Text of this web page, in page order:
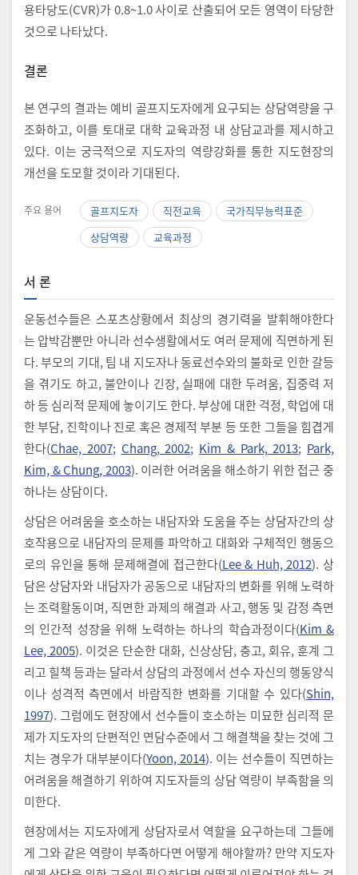
용타당도(CVR)가 0.8~1.0 사이로 산출되어 모든 영역이 타당한
것으로 나타났다.
결론
본 연구의 결과는 예비 골프지도자에게 요구되는 상담역량을 구
조화하고, 이를 토대로 대학 교육과정 내 상담교과를 제시하고
있다. 이는 궁극적으로 지도자의 역량강화를 통한 지도현장의
개선을 도모할 것이라 기대된다.
주요 용어 골프지도자 직전교육
국가직무능력표준
상담역량
교육과정
서 론
운동선수들은 스포츠상황에서 최상의 경기력을 발휘해야한다
는 압박감뿐만 아니라 선수생활에서도 여러 문제에 직면하게 된
다. 부모의 기대, 팀 내 지도자나 동료선수와의 불화로 인한 갈등
을 겪기도 하고, 불안이나 긴장, 실패에 대한 두려움, 집중력 저
하 등 심리적 문제에 놓이기도 한다. 부상에 대한 걱정, 학업에 대
한 부담, 진학이나 진로 혹은 경제적 부분 등 또한 그들을 힘겹게
한다(Chae, 2007; Chang, 2002; Kim & Park, 2013; Park,
Kim, & Chung, 2003). 이러한 어려움을 해소하기 위한 접근 중
하나는 상담이다.
상담은 어려움을 호소하는 내담자와 도움을 주는 상담자간의 상
호작용으로 내담자의 문제를 파악하고 대화와 구체적인 행동으
로의 유인을 통해 문제해결에 접근한다(Lee & Huh, 2012). 상
담은 상담자와 내담자가 공동으로 내담자의 변화를 위해 노력하
는 조력활동이며, 직면한 과제의 해결과 사고, 행동 및 감정 측면
의 인간적 성장을 위해 노력하는 하나의 학습과정이다(Kim &
Lee, 2005). 이것은 단순한 대화, 신상상담, 충고, 회유, 훈계 그
리고 힐책 등과는 달라서 상담의 과정에서 선수 자신의 행동양식
이나 성격적 측면에서 바람직한 변화를 기대할 수 있다(Shin,
1997). 그럼에도 현장에서 선수들이 호소하는 미묘한 심리적 문
제가 지도자의 단편적인 면담수준에서 그 해결책을 찾는 것에 그
치는 경우가 대부분이다(Yoon, 2014). 이는 선수들이 직면하는
어려움을 해결하기 위하여 지도자들의 상담 역량이 부족함을 의
미한다.
현장에서는 지도자에게 상담자로서 역할을 요구하는데 그들에
게 그와 같은 역량이 부족하다면 어떻게 해야할까? 만약 지도자